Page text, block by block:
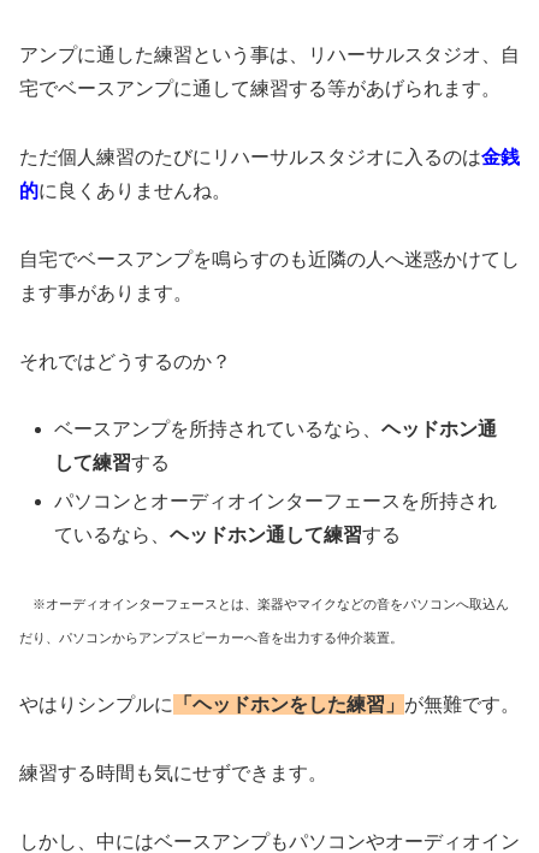
アンプに通した練習という事は、リハーサルスタジオ、自
宅でベースアンプに通して練習する等があげられます。
ただ個人練習のたびにリハーサルスタジオに入るのは金銭
的に良くありませんね。
自宅でベースアンプを鳴らすのも近隣の人へ迷惑かけてし
ます事があります。
それではどうするのか？
ベースアンプを所持されているなら、ヘッドホン通
して練習する
パソコンとオーディオインターフェースを所持され
ているなら、ヘッドホン通して練習する
※オーディオインターフェースとは、楽器やマイクなどの音をパソコンへ取込ん
だり、パソコンからアンプスピーカーへ音を出力する仲介装置。
やはりシンプルに 「ヘッドホンをした練習」 が無難です。
練習する時間も気にせずできます。
しかし、中にはベースアンプもパソコンやオーディオイン